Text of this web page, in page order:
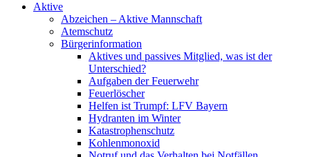
Aktive
Abzeichen – Aktive Mannschaft
Atemschutz
Bürgerinformation
Aktives und passives Mitglied, was ist der
Unterschied?
Aufgaben der Feuerwehr
Feuerlöscher
Helfen ist Trumpf: LFV Bayern
Hydranten im Winter
Katastrophenschutz
Kohlenmonoxid